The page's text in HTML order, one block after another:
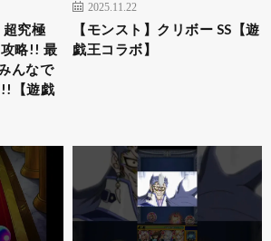
超究極
攻略!! 最
んなで
【遊戯
2025.11.22
【モンスト】クリボー SS【遊
戯王コラボ】